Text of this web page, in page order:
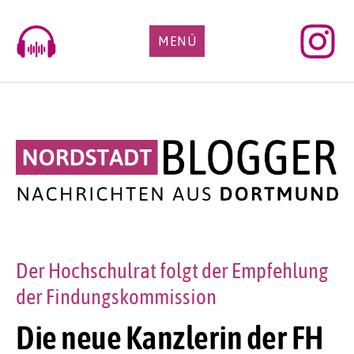
content
MENÜ
Die neue Kanzlerin der FH
Der Hochschulrat folgt der Empfehlung
der Findungskommission